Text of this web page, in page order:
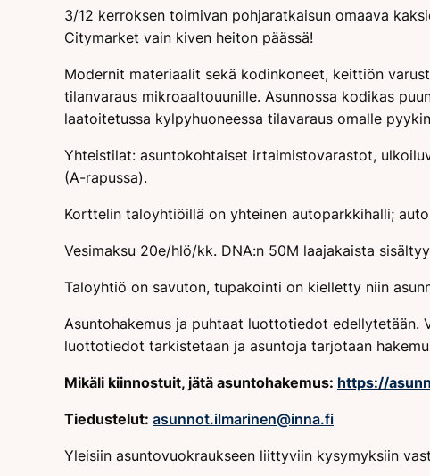
3/12 kerroksen toimivan pohjaratkaisun omaava
Citymarket vain kiven heiton päässä!
Modernit materiaalit sekä kodinkoneet, keittiön
tilanvaraus mikroaaltouunille. Asunnossa kodikas
laatoitetussa kylpyhuoneessa tilavaraus omalle
Yhteistilat: asuntokohtaiset irtaimistovarastot,
(A-rapussa).
Korttelin taloyhtiöillä on yhteinen autoparkkihalli;
Vesimaksu 20e/hlö/kk. DNA:n 50M laajakaista
Taloyhtiö on savuton, tupakointi on kielletty niin
Asuntohakemus ja puhtaat luottotiedot edellytetään.
luottotiedot tarkistetaan ja asuntoja tarjotaan
Mikäli kiinnostuit, jätä asuntohakemus: https://
Tiedustelut: asunnot.ilmarinen@inna.fi
Yleisiin asuntovuokraukseen liittyviin kysymyksiin